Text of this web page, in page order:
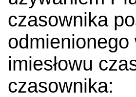
czasownika
odmienionego
imiesłowu
czasownika: